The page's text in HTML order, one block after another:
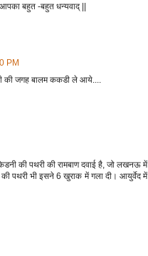
बहुत -बहुत धन्यवाद् ||
PM
की जगह बालम ककडी ले आये....
की पथरी की रामबाण दवाई है, जो लखनऊ में
पथरी भी इसने 6 खुराक में गला दी। आयुर्वेद में